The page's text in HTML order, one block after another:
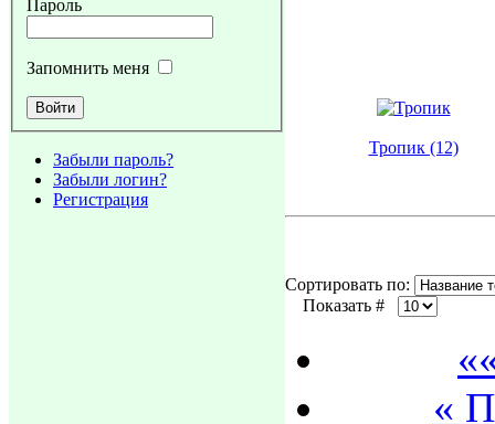
Пароль
Запомнить меня
Забыли пароль?
Забыли логин?
Регистрация
Тропик (12)
Сортировать по:
Показать #
«